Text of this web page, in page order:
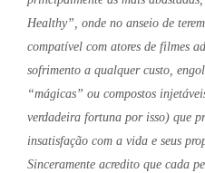
Healthy”, onde no anseio de
compatível com atores de filmes
sofrimento a qualquer custo,
“mágicas” ou compostos
verdadeira fortuna por isso) que
insatisfação com a vida e seus
Sinceramente acredito que cada